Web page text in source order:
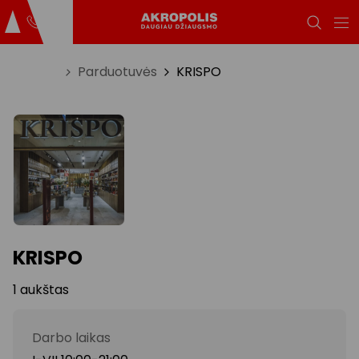
Parduotuvės KRISPO
KRISPO
1 aukštas
Darbo laikas